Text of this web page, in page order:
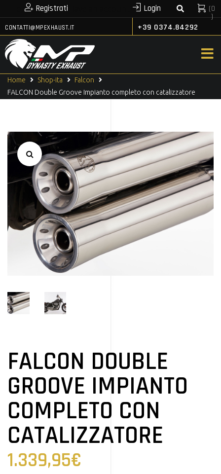
CONTATTI@MPEXHAUST.IT +39 0374.84292
Registrati Login (0
)
Home Shop-ita
Falcon
FALCON Double Groove Impianto completo con catalizzatore
FALCON DOUBLE
GROOVE IMPIANTO
COMPLETO CON
CATALIZZATORE
1.339,95€